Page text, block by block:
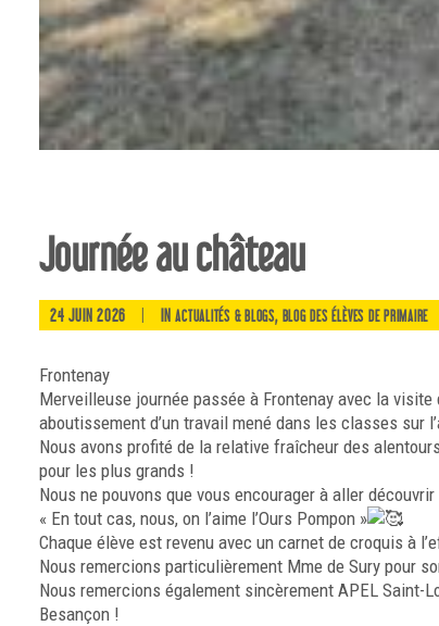
Journée au château
24 JUIN 2026 INACTUALITÉS & BLOGS, BLOG DES ÉLÈVES DE PRIMAIRE
Frontenay
Merveilleuse journée passée à Frontenay avec la
aboutissement d’un travail mené dans les classes sur
Nous avons profité de la relative fraîcheur des
pour les plus grands !
Nous ne pouvons que vous encourager à aller
« En tout cas, nous, on l’aime l’Ours Pompon »
Chaque élève est revenu avec un carnet de croquis à
Nous remercions particulièrement Mme de Sury pour
Nous remercions également sincèrement APEL Saint-
Besançon !